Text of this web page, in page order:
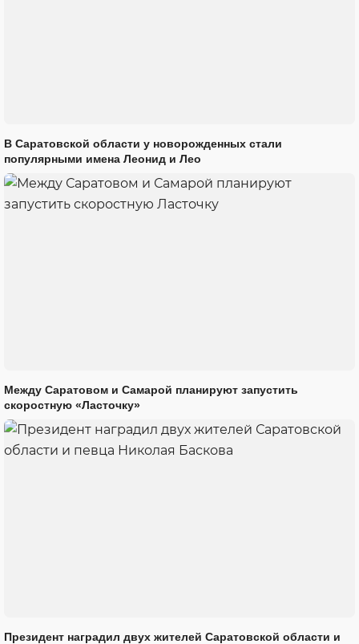
В Саратовской области у новорожденных стали
популярными имена Леонид и Лео
Между Саратовом и Самарой планируют запустить
скоростную «Ласточку»
Президент наградил двух жителей Саратовской области и